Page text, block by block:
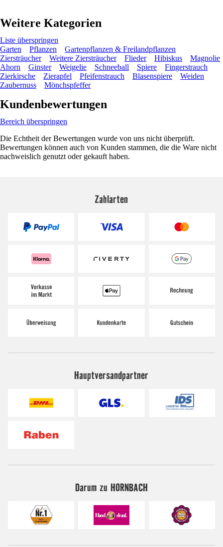
Weitere Kategorien
Liste überspringen
Garten
Pflanzen
Gartenpflanzen & Freilandpflanzen
Ziersträucher
Weitere Ziersträucher Flieder Hibiskus
Magnolie
Ahorn
Ginster Weigelie Schneeball Spiere
Fingerstrauch
Zierkirsche
Zierapfel Pfeifenstrauch Blasenspiere
Weiden
Zaubernuss
Mönchspfeffer
Kundenbewertungen
Bereich überspringen
Die Echtheit der Bewertungen wurde von uns nicht überprüft.
Bewertungen können auch von Kunden stammen, die die Ware nicht
nachweislich genutzt oder gekauft haben.
Zahlarten
Hauptversandpartner
Darum zu HORNBACH